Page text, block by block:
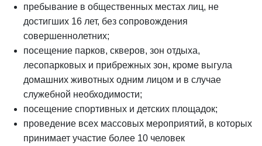
пребывание в общественных местах лиц, не
достигших 16 лет, без сопровождения
совершеннолетних;
посещение парков, скверов, зон отдыха,
лесопарковых и прибрежных зон, кроме выгула
домашних животных одним лицом и в случае
служебной необходимости;
посещение спортивных и детских площадок;
проведение всех массовых мероприятий, в которых
принимает участие более 10 человек